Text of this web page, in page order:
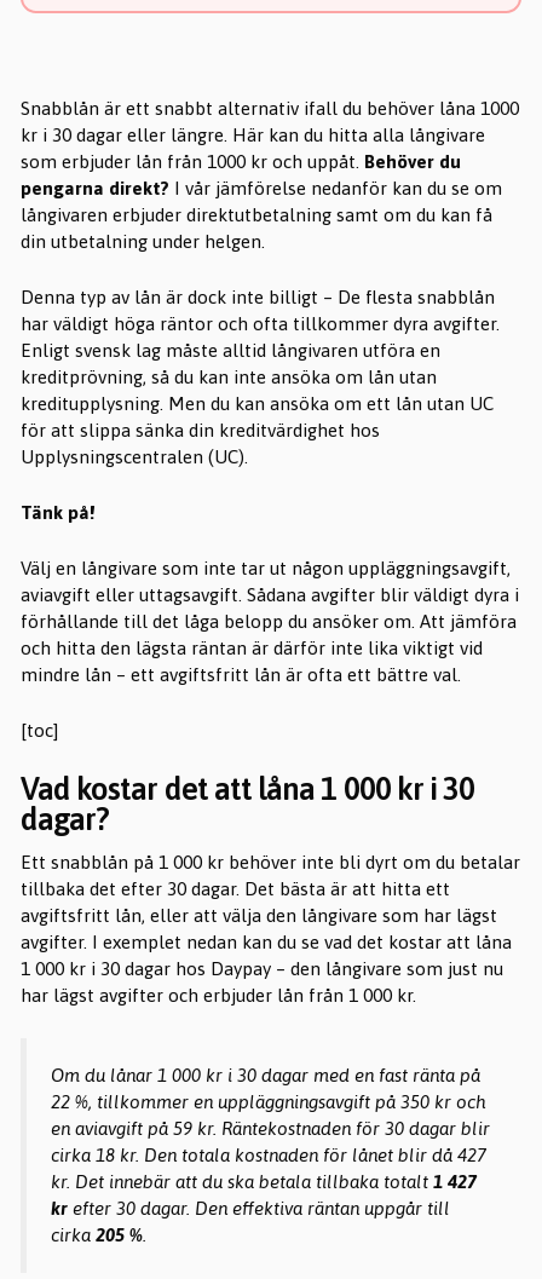
Snabblån är ett snabbt alternativ ifall du behöver låna 1000
kr i 30 dagar eller längre. Här kan du hitta alla långivare
som erbjuder lån från 1000 kr och uppåt. Behöver du
pengarna direkt? I vår jämförelse nedanför kan du se om
långivaren erbjuder direktutbetalning samt om du kan få
din utbetalning under helgen.
Denna typ av lån är dock inte billigt – De flesta snabblån
har väldigt höga räntor och ofta tillkommer dyra avgifter.
Enligt svensk lag måste alltid långivaren utföra en
kreditprövning, så du kan inte ansöka om lån utan
kreditupplysning. Men du kan ansöka om ett lån utan UC
för att slippa sänka din kreditvärdighet hos
Upplysningscentralen (UC).
Tänk på!
Välj en långivare som inte tar ut någon uppläggningsavgift,
aviavgift eller uttagsavgift. Sådana avgifter blir väldigt dyra i
förhållande till det låga belopp du ansöker om. Att jämföra
och hitta den lägsta räntan är därför inte lika viktigt vid
mindre lån – ett avgiftsfritt lån är ofta ett bättre val.
[toc]
Vad kostar det att låna 1 000 kr i 30
dagar?
Ett snabblån på 1 000 kr behöver inte bli dyrt om du betalar
tillbaka det efter 30 dagar. Det bästa är att hitta ett
avgiftsfritt lån, eller att välja den långivare som har lägst
avgifter. I exemplet nedan kan du se vad det kostar att låna
1 000 kr i 30 dagar hos Daypay – den långivare som just nu
har lägst avgifter och erbjuder lån från 1 000 kr.
Om du lånar 1 000 kr i 30 dagar med en fast ränta på
22 %, tillkommer en uppläggningsavgift på 350 kr och
en aviavgift på 59 kr. Räntekostnaden för 30 dagar blir
cirka 18 kr. Den totala kostnaden för lånet blir då 427
kr. Det innebär att du ska betala tillbaka totalt 1 427
krefter 30 dagar. Den effektiva räntan uppgår till
cirka 205 %.